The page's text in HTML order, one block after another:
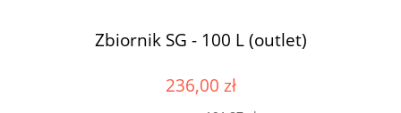
Zbiornik SG - 100 L (outlet)
236,00 zł